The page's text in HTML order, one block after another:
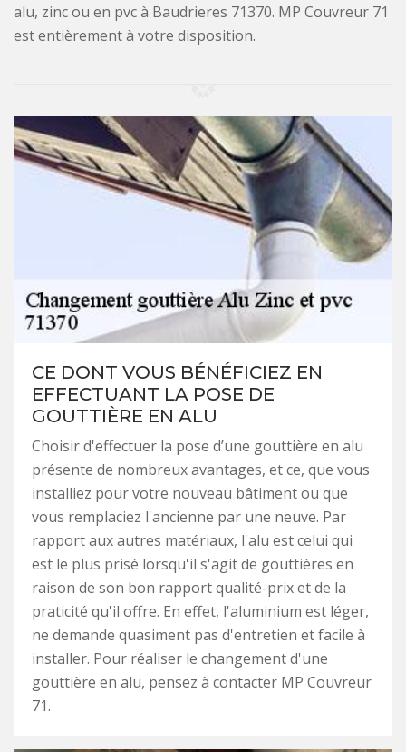
alu, zinc ou en pvc à Baudrieres 71370. MP Couvreur 71
est entièrement à votre disposition.
CE DONT VOUS BÉNÉFICIEZ EN
EFFECTUANT LA POSE DE
GOUTTIÈRE EN ALU
Choisir d'effectuer la pose d’une gouttière en alu
présente de nombreux avantages, et ce, que vous
installiez pour votre nouveau bâtiment ou que
vous remplaciez l'ancienne par une neuve. Par
rapport aux autres matériaux, l'alu est celui qui
est le plus prisé lorsqu'il s'agit de gouttières en
raison de son bon rapport qualité-prix et de la
praticité qu'il offre. En effet, l'aluminium est léger,
ne demande quasiment pas d'entretien et facile à
installer. Pour réaliser le changement d'une
gouttière en alu, pensez à contacter MP Couvreur
71.